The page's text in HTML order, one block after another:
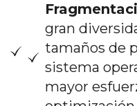
gran
tamaños de
sistema
mayor